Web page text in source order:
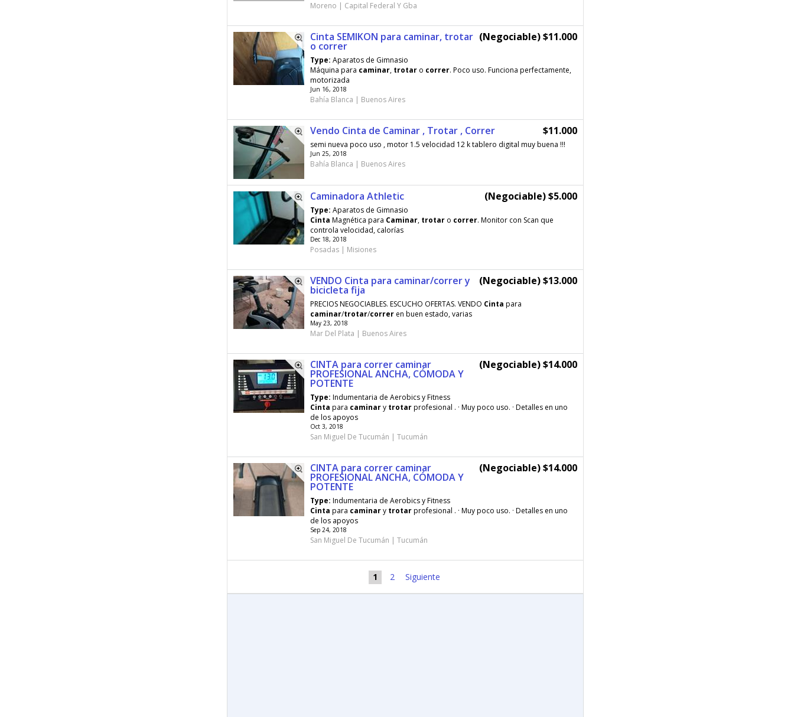
Moreno | Capital Federal Y Gba
Cinta SEMIKON para caminar, trotar
o correr
(Negociable) $11.000
Type: Aparatos de Gimnasio
Máquina para caminar, trotar o correr. Poco uso. Funciona perfectamente,
motorizada
Jun 16, 2018
Bahía Blanca | Buenos Aires
Vendo Cinta de Caminar , Trotar , Correr $11.000
semi nueva poco uso , motor 1.5 velocidad 12 k tablero digital muy buena !!!
Jun 25, 2018
Bahía Blanca | Buenos Aires
Caminadora Athletic (Negociable) $5.000
Type: Aparatos de Gimnasio
Cinta Magnética para Caminar, trotar o correr. Monitor con Scan que
controla velocidad, calorías
Dec 18, 2018
Posadas | Misiones
VENDO Cinta para caminar/correr y
bicicleta fija
(Negociable) $13.000
PRECIOS NEGOCIABLES. ESCUCHO OFERTAS. VENDO Cinta para
caminar/trotar/correr en buen estado, varias
May 23, 2018
Mar Del Plata | Buenos Aires
CINTA para correr caminar
PROFESIONAL ANCHA, CÓMODA Y
POTENTE
(Negociable) $14.000
Type: Indumentaria de Aerobics y Fitness
Cinta para caminary trotarprofesional . · Muy poco uso. · Detalles en uno
de los apoyos
Oct 3, 2018
San Miguel De Tucumán | Tucumán
CINTA para correr caminar
PROFESIONAL ANCHA, CÓMODA Y
POTENTE
(Negociable) $14.000
Type: Indumentaria de Aerobics y Fitness
Cinta para caminary trotarprofesional . · Muy poco uso. · Detalles en uno
de los apoyos
Sep 24, 2018
San Miguel De Tucumán | Tucumán
1 2 Siguiente